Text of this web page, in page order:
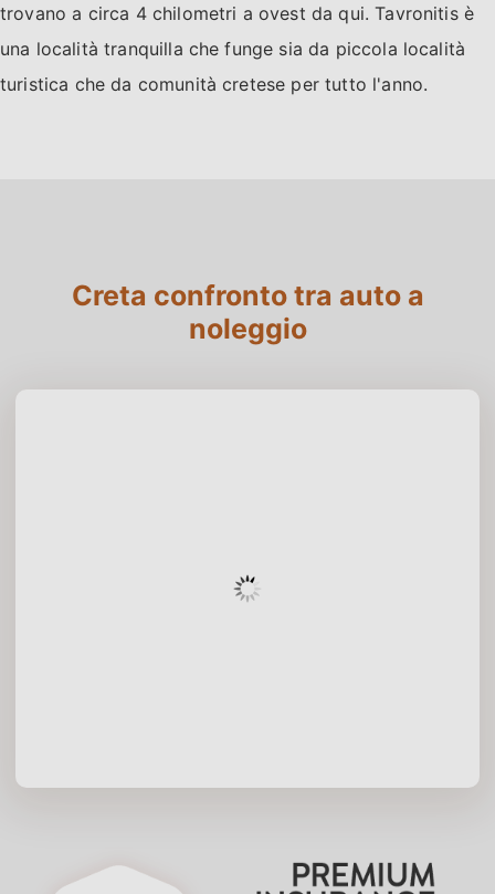
trovano a circa 4 chilometri a ovest da qui. Tavronitis è
una località tranquilla che funge sia da piccola località
turistica che da comunità cretese per tutto l'anno.
Creta confronto tra auto a
noleggio